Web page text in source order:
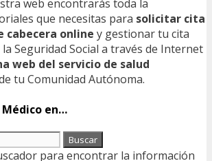
web encontrarás toda la
que necesitas para solicitar cita
cabecera online y gestionar tu cita
Seguridad Social a través de Internet
web del servicio de salud
tu Comunidad Autónoma.
en…
para encontrar la información